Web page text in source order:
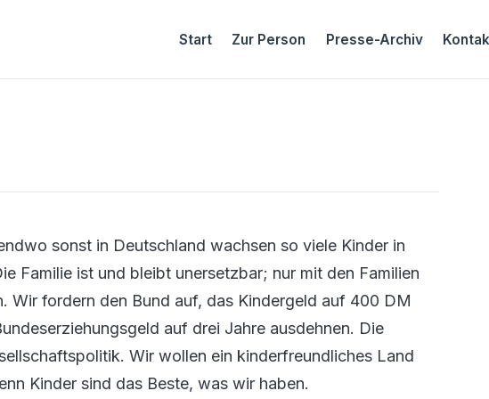
Start Zur Person Presse-Archiv
sonst in Deutschland wachsen so viele Kinder in
Familie ist und bleibt unersetzbar; nur mit den Familien
Wir fordern den Bund auf, das Kindergeld auf 400 DM
auf drei Jahre ausdehnen. Die
Wir wollen ein kinderfreundliches Land
Kinder sind das Beste, was wir haben.